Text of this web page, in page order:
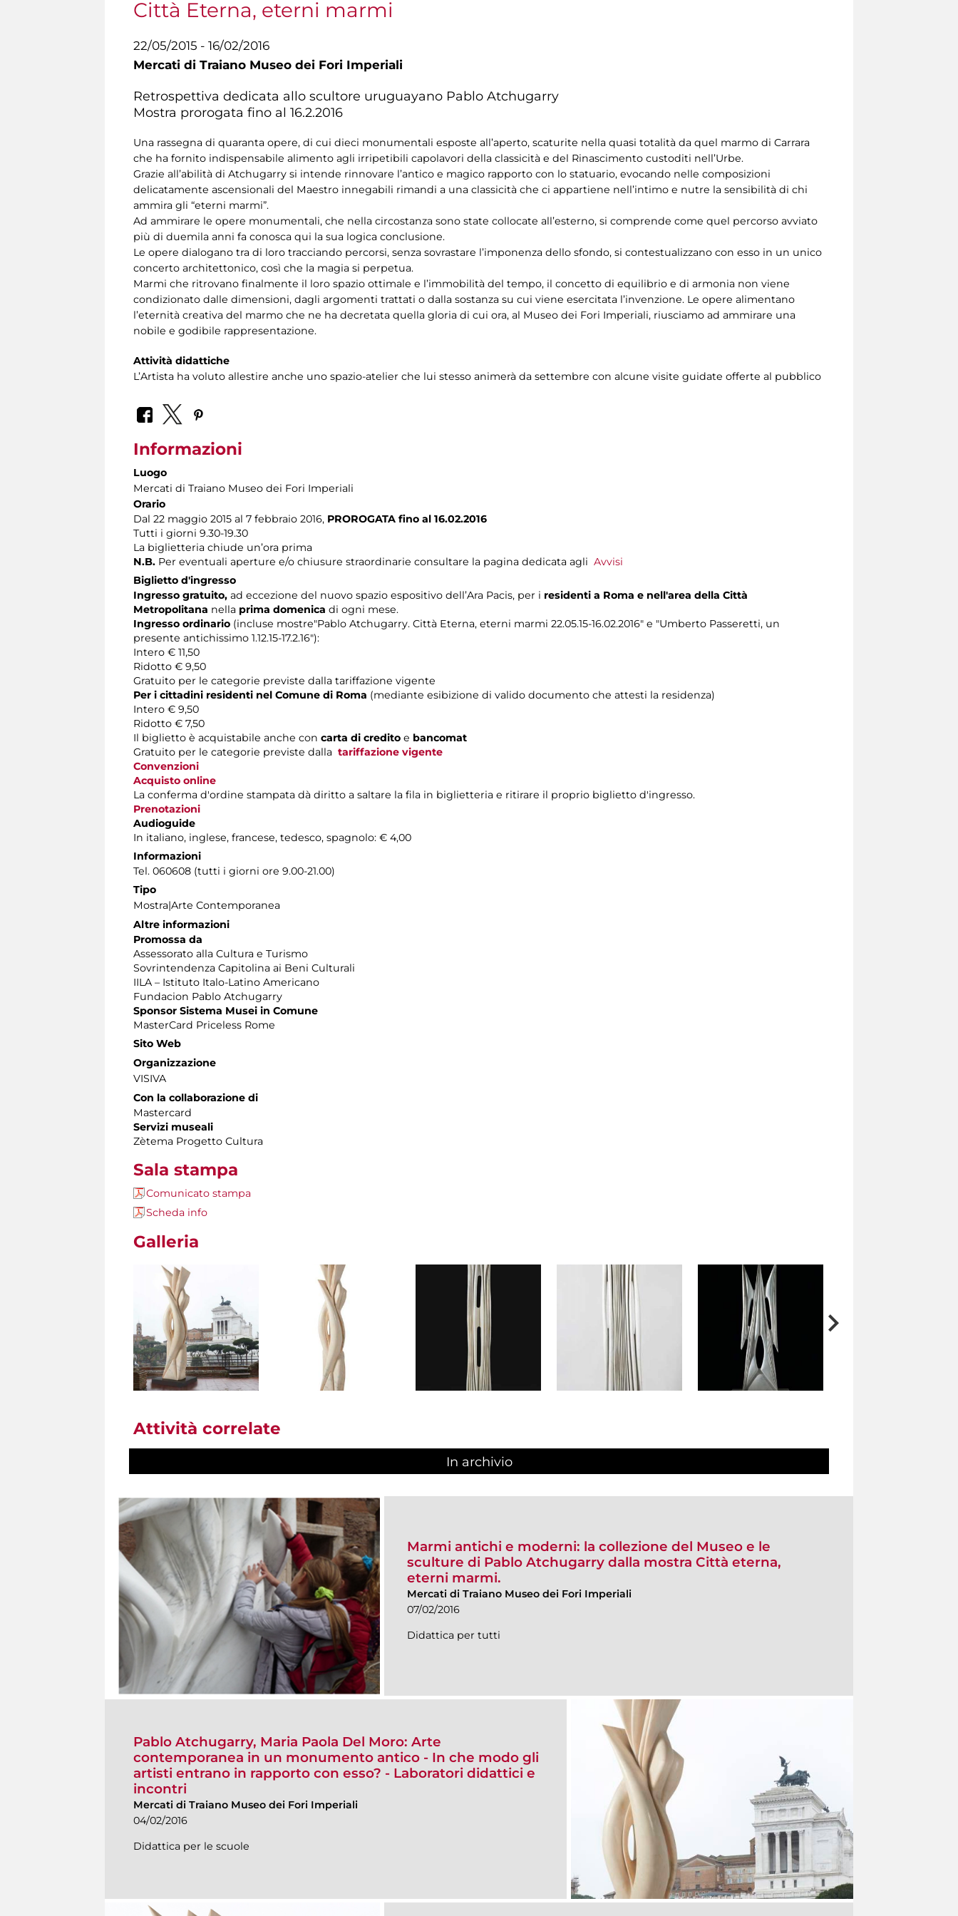
Città Eterna, eterni marmi
22/05/2015 - 16/02/2016
Mercati di Traiano Museo dei Fori Imperiali
Retrospettiva dedicata allo scultore uruguayano Pablo Atchugarry
Mostra prorogata fino al 16.2.2016
Una rassegna di quaranta opere, di cui dieci monumentali esposte all’aperto, scaturite nella quasi totalità da quel marmo di Carrara
che ha fornito indispensabile alimento agli irripetibili capolavori della classicità e del Rinascimento custoditi nell’Urbe.
Grazie all’abilità di Atchugarry si intende rinnovare l’antico e magico rapporto con lo statuario, evocando nelle composizioni
delicatamente ascensionali del Maestro innegabili rimandi a una classicità che ci appartiene nell’intimo e nutre la sensibilità di chi
ammira gli “eterni marmi”.
Ad ammirare le opere monumentali, che nella circostanza sono state collocate all’esterno, si comprende come quel percorso avviato
più di duemila anni fa conosca qui la sua logica conclusione.
Le opere dialogano tra di loro tracciando percorsi, senza sovrastare l’imponenza dello sfondo, si contestualizzano con esso in un unico
concerto architettonico, così che la magia si perpetua.
Marmi che ritrovano finalmente il loro spazio ottimale e l’immobilità del tempo, il concetto di equilibrio e di armonia non viene
condizionato dalle dimensioni, dagli argomenti trattati o dalla sostanza su cui viene esercitata l’invenzione. Le opere alimentano
l’eternità creativa del marmo che ne ha decretata quella gloria di cui ora, al Museo dei Fori Imperiali, riusciamo ad ammirare una
nobile e godibile rappresentazione.
Attività didattiche
L’Artista ha voluto allestire anche uno spazio-atelier che lui stesso animerà da settembre con alcune visite guidate offerte al pubblico
Informazioni
Luogo
Mercati di Traiano Museo dei Fori Imperiali
Orario
Dal 22 maggio 2015 al 7 febbraio 2016, PROROGATA fino al 16.02.2016
Tutti i giorni 9.30-19.30
La biglietteria chiude un’ora prima
N.B. Per eventuali aperture e/o chiusure straordinarie consultare la pagina dedicata agli Avvisi
Biglietto d'ingresso
Ingresso gratuito, ad eccezione del nuovo spazio espositivo dell’Ara Pacis, per i residenti a Roma e nell'area della Città
Metropolitana nella prima domenica di ogni mese.
Ingresso ordinario (incluse mostre"Pablo Atchugarry. Città Eterna, eterni marmi 22.05.15-16.02.2016" e "Umberto Passeretti, un
presente antichissimo 1.12.15-17.2.16"):
Intero € 11,50
Ridotto € 9,50
Gratuito per le categorie previste dalla tariffazione vigente
Per i cittadini residenti nel Comune di Roma (mediante esibizione di valido documento che attesti la residenza)
Intero € 9,50
Ridotto € 7,50
Il biglietto è acquistabile anche con carta di credito e bancomat
Gratuito per le categorie previste dalla tariffazione vigente
Convenzioni
Acquisto online
La conferma d'ordine stampata dà diritto a saltare la fila in biglietteria e ritirare il proprio biglietto d'ingresso.
Prenotazioni
Audioguide
In italiano, inglese, francese, tedesco, spagnolo: € 4,00
Informazioni
Tel. 060608 (tutti i giorni ore 9.00-21.00)
Tipo
Mostra|Arte Contemporanea
Altre informazioni
Promossa da
Assessorato alla Cultura e Turismo
Sovrintendenza Capitolina ai Beni Culturali
IILA – Istituto Italo-Latino Americano
Fundacion Pablo Atchugarry
Sponsor Sistema Musei in Comune
MasterCard Priceless Rome
Sito Web
Organizzazione
VISIVA
Con la collaborazione di
Mastercard
Servizi museali
Zètema Progetto Cultura
Sala stampa
Comunicato stampa
Scheda info
Galleria
Attività correlate
In archivio
Marmi antichi e moderni: la collezione del Museo e le
sculture di Pablo Atchugarry dalla mostra Città eterna,
eterni marmi.
Mercati di Traiano Museo dei Fori Imperiali
07/02/2016
Didattica per tutti
Pablo Atchugarry, Maria Paola Del Moro: Arte
contemporanea in un monumento antico - In che modo gli
artisti entrano in rapporto con esso? - Laboratori didattici e
incontri
Mercati di Traiano Museo dei Fori Imperiali
04/02/2016
Didattica per le scuole